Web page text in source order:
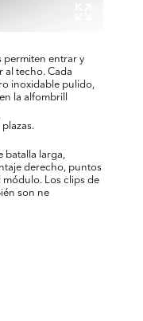
permiten entrar y
al techo. Cada
inoxidable pulido,
la alfombrill
larga,
derecho, puntos
Los clips de
son ne